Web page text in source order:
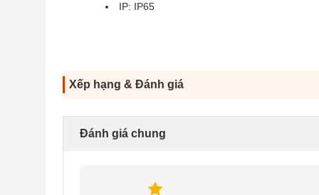
IP: IP65
Xếp hạng & Đánh giá
Đánh giá chung